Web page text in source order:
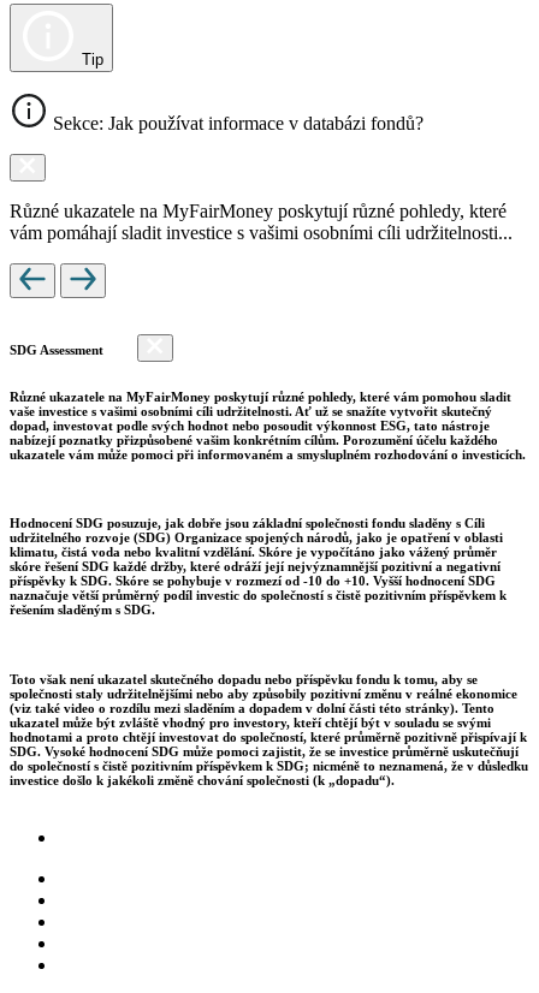
Tip
Sekce: Jak používat informace v databázi fondů?
Různé ukazatele na MyFairMoney poskytují různé pohledy, které
vám pomáhají sladit investice s vašimi osobními cíli udržitelnosti...
SDG Assessment
Různé ukazatele na MyFairMoney poskytují různé pohledy, které vám pomohou sladit
vaše investice s vašimi osobními cíli udržitelnosti. Ať už se snažíte vytvořit skutečný
dopad, investovat podle svých hodnot nebo posoudit výkonnost ESG, tato nástroje
nabízejí poznatky přizpůsobené vašim konkrétním cílům. Porozumění účelu každého
ukazatele vám může pomoci při informovaném a smysluplném rozhodování o investicích.
Hodnocení SDG posuzuje, jak dobře jsou základní společnosti fondu sladěny s Cíli
udržitelného rozvoje (SDG) Organizace spojených národů, jako je opatření v oblasti
klimatu, čistá voda nebo kvalitní vzdělání. Skóre je vypočítáno jako vážený průměr
skóre řešení SDG každé držby, které odráží její nejvýznamnější pozitivní a negativní
příspěvky k SDG. Skóre se pohybuje v rozmezí od -10 do +10. Vyšší hodnocení SDG
naznačuje větší průměrný podíl investic do společností s čistě pozitivním příspěvkem k
řešením sladěným s SDG.
Toto však není ukazatel skutečného dopadu nebo příspěvku fondu k tomu, aby se
společnosti staly udržitelnějšími nebo aby způsobily pozitivní změnu v reálné ekonomice
(viz také video o rozdílu mezi sladěním a dopadem v dolní části této stránky). Tento
ukazatel může být zvláště vhodný pro investory, kteří chtějí být v souladu se svými
hodnotami a proto chtějí investovat do společností, které průměrně pozitivně přispívají k
SDG. Vysoké hodnocení SDG může pomoci zajistit, že se investice průměrně uskutečňují
do společností s čistě pozitivním příspěvkem k SDG; nicméně to neznamená, že v důsledku
investice došlo k jakékoli změně chování společnosti (k „dopadu“).